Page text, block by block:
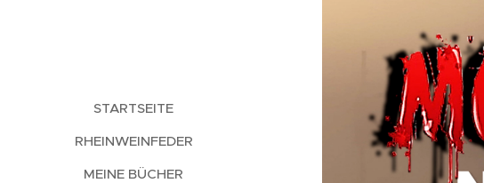
STARTSEITE
RHEINWEINFEDER
MEINE BÜCHER